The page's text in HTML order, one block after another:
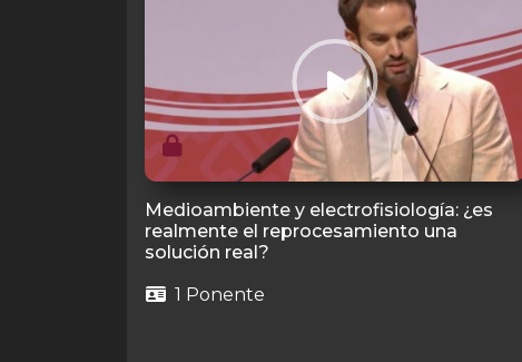
Medioambiente y electrofisiología: ¿es
realmente el reprocesamiento una
solución real?
1 Ponente